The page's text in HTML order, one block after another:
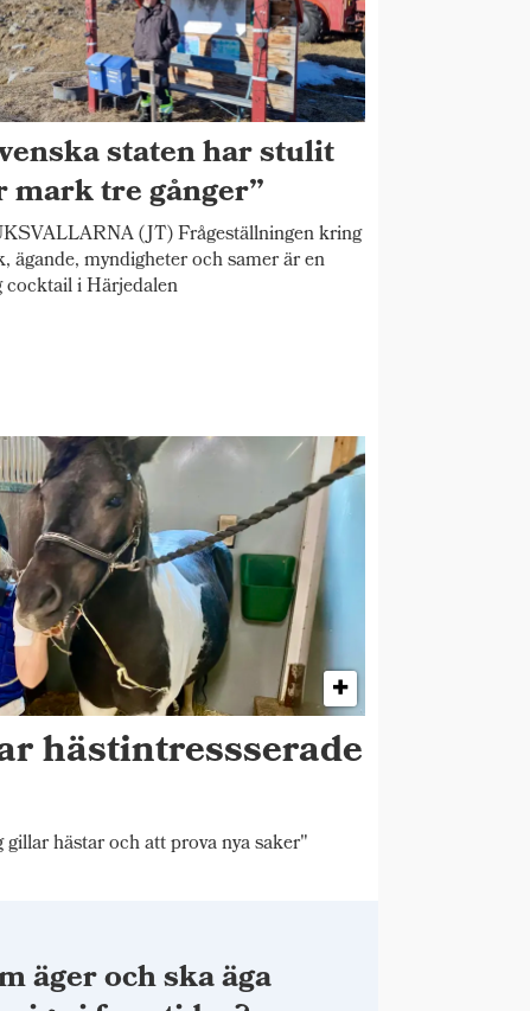
staten har stulit
mark tre gånger”
(JT) Frågeställningen kring
ägande, myndigheter och samer är en
cocktail i Härjedalen
hästintressserade
hästar och att prova nya saker"
äger och ska äga